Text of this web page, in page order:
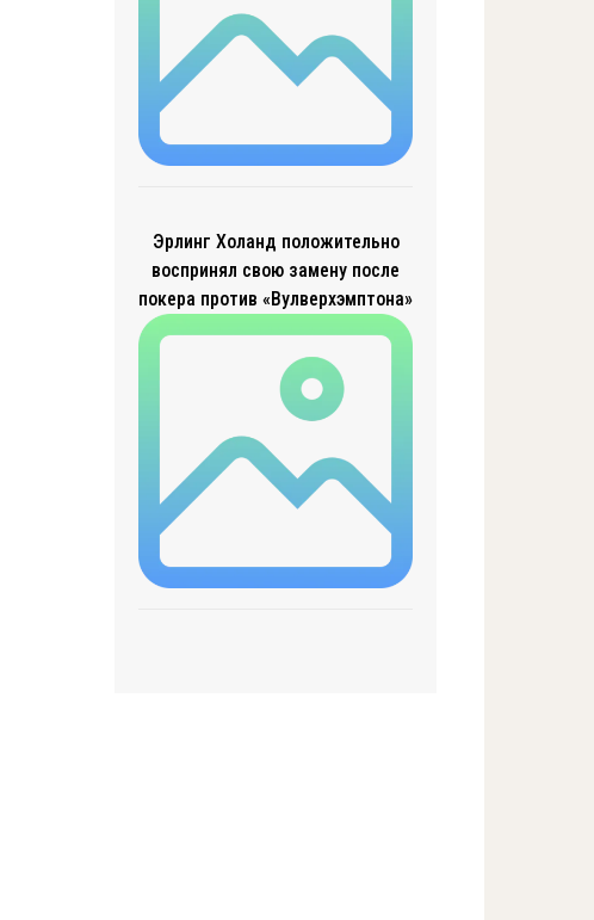
Эрлинг Холанд положительно
воспринял свою замену после
покера против «Вулверхэмптона»